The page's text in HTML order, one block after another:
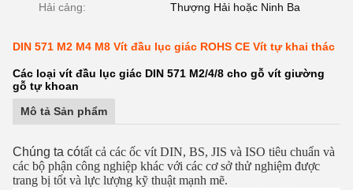
Hải cảng: Thượng Hải hoặc Ninh Ba
DIN 571 M2 M4 M8 Vít đầu lục giác ROHS CE Vít tự khai thác
Các loại vít đầu lục giác DIN 571 M2/4/8 cho gỗ vít giường
gỗ tự khoan
Mô tả Sản phẩm
Chúng ta cótất cả các ốc vít DIN, BS, JIS và ISO tiêu chuẩn và
các bộ phận công nghiệp khác với các cơ sở thử nghiệm được
trang bị tốt và lực lượng kỹ thuật mạnh mẽ.